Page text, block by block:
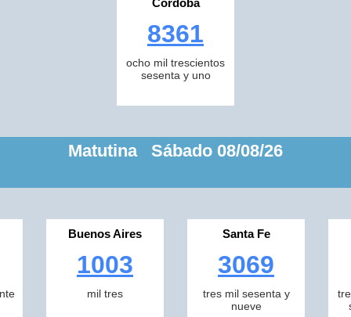
Cordoba
8361
ocho mil trescientos
sesenta y uno
Matutina Sábado 08/08/26
Buenos Aires
1003
mil tres
Santa Fe
3069
tres mil sesenta y
nueve